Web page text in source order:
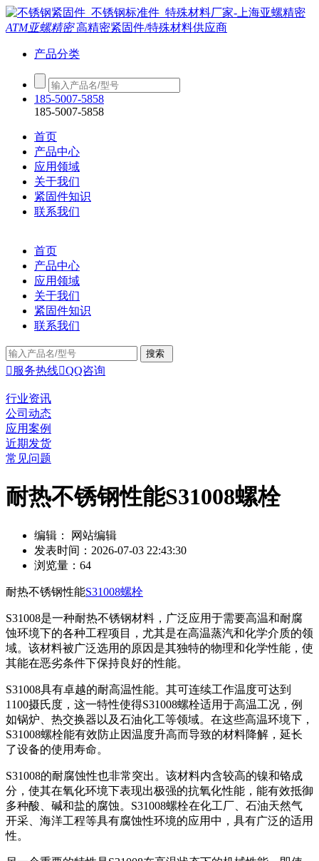
ATM亚螺精密高精密紧固件/特殊材料供应商
产品分类
185-5007-5858
185-5007-5858
首页
产品中心
应用领域
关于我们
紧固件知识
联系我们
首页
产品中心
应用领域
关于我们
紧固件知识
联系我们
 服务热线QQ咨询
行业资讯
公司动态
应用案例
近期发货
常见问题
耐热不锈钢性能S31008螺栓
编辑： 网站编辑
发表时间：2026-07-03 22:43:30
浏览量：64
耐热不锈钢性能S31008螺栓
S31008是一种耐热不锈钢材料，广泛应用于需要高温和耐腐
蚀环境下的各种工程项目，尤其是在高温蒸汽和化学介质的领
域。该材料被广泛选用的原因是其独特的物理和化学性能，使
其能在恶劣条件下保持良好的性能。
S31008具有卓越的耐高温性能。其可连续工作温度可达到
1100摄氏度，这一特性使得S31008螺栓适用于高温工况，例
如锅炉、热交换器以及石油化工等领域。在这些高温环境下，
S31008螺栓能有效防止因温度升高而导致的材料降解，延长
了设备的使用寿命。
S31008的耐腐蚀性也非常突出。该材料内含较高的镍和铬成
分，使其在氧化环境下表现出极强的抗氧化性能，能有效抵御
多种酸、碱和盐的腐蚀。S31008螺栓在化工厂、石油天然气
开采、海洋工程等具有腐蚀性环境的应用中，具有广泛的适用
性。